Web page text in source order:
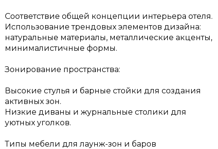
Соответствие общей концепции интерьера отеля.
Использование трендовых элементов дизайна:
натуральные материалы, металлические акценты,
минималистичные формы.
Зонирование пространства:
Высокие стулья и барные стойки для создания
активных зон.
Низкие диваны и журнальные столики для
уютных уголков.
Типы мебели для лаунж-зон и баров